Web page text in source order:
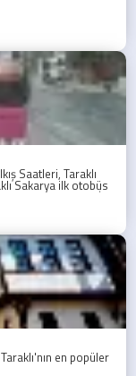
Saatleri, Taraklı
Sakarya ilk otobüs
Sakarya Taraklı İlk
en popüler